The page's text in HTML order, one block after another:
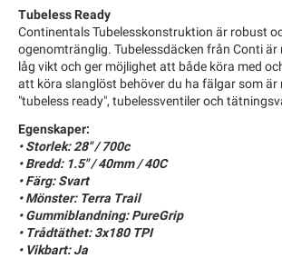
Tubeless Ready
Continentals Tubelesskonstruktion är robust
ogenomtränglig. Tubelessdäcken från Conti är
låg vikt och ger möjlighet att både köra med
att köra slanglöst behöver du ha fälgar som är
"tubeless ready", tubelessventiler och
Egenskaper:
• Storlek: 28" / 700c
• Bredd: 1.5" / 40mm / 40C
• Färg: Svart
• Mönster: Terra Trail
• Gummiblandning: PureGrip
• Trådtäthet: 3x180 TPI
• Vikbart: Ja